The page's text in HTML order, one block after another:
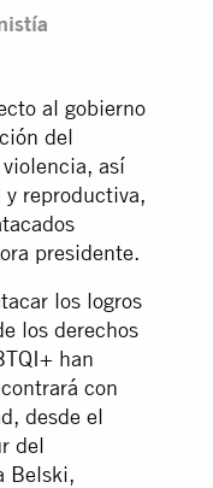
al gobierno
del
así
y reproductiva,
presidente.
los logros
los derechos
han
con
desde el
del
Belski,